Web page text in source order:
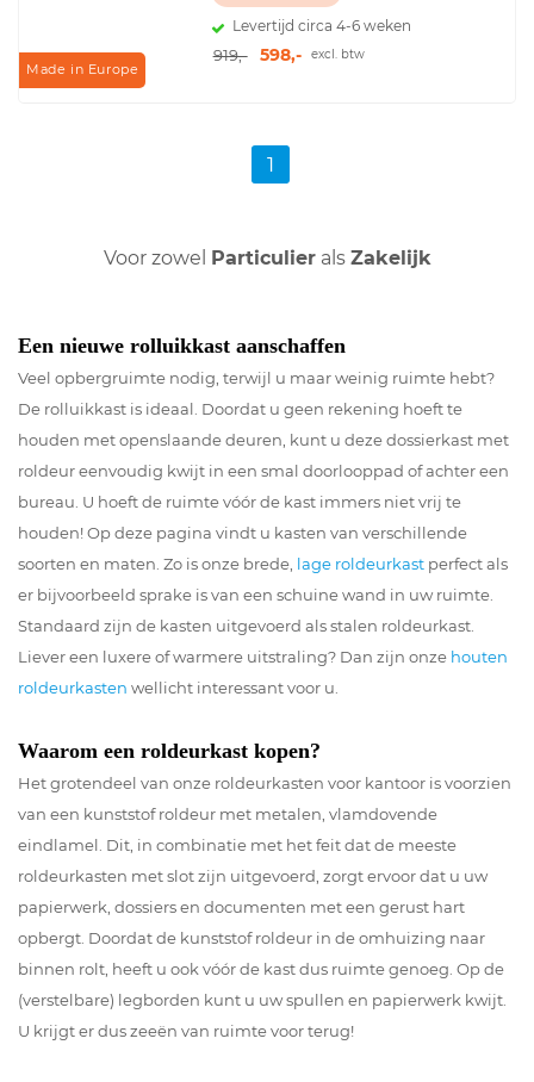
Made in Europe
Levertijd circa 4-6 weken
919,- 598,- excl. btw
1
Voor zowel Particulierals Zakelijk
Een nieuwe rolluikkast aanschaffen
Veel opbergruimte nodig, terwijl u maar weinig ruimte hebt?
De rolluikkast is ideaal. Doordat u geen rekening hoeft te
houden met openslaande deuren, kunt u deze dossierkast met
roldeur eenvoudig kwijt in een smal doorlooppad of achter een
bureau. U hoeft de ruimte vóór de kast immers niet vrij te
houden! Op deze pagina vindt u kasten van verschillende
soorten en maten. Zo is onze brede, lage roldeurkast perfect als
er bijvoorbeeld sprake is van een schuine wand in uw ruimte.
Standaard zijn de kasten uitgevoerd als stalen roldeurkast.
Liever een luxere of warmere uitstraling? Dan zijn onze houten
roldeurkasten wellicht interessant voor u.
Waarom een roldeurkast kopen?
Het grotendeel van onze roldeurkasten voor kantoor is voorzien
van een kunststof roldeur met metalen, vlamdovende
eindlamel. Dit, in combinatie met het feit dat de meeste
roldeurkasten met slot zijn uitgevoerd, zorgt ervoor dat u uw
papierwerk, dossiers en documenten met een gerust hart
opbergt. Doordat de kunststof roldeur in de omhuizing naar
binnen rolt, heeft u ook vóór de kast dus ruimte genoeg. Op de
(verstelbare) legborden kunt u uw spullen en papierwerk kwijt.
U krijgt er dus zeeën van ruimte voor terug!